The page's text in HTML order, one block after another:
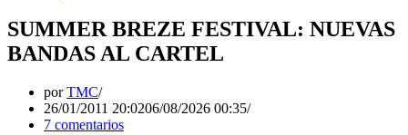
SUMMER BREZE FESTIVAL: NUEVAS
BANDAS AL CARTEL
porTMC
26/01/2011 20:0206/08/2026 00:35
7 comentarios